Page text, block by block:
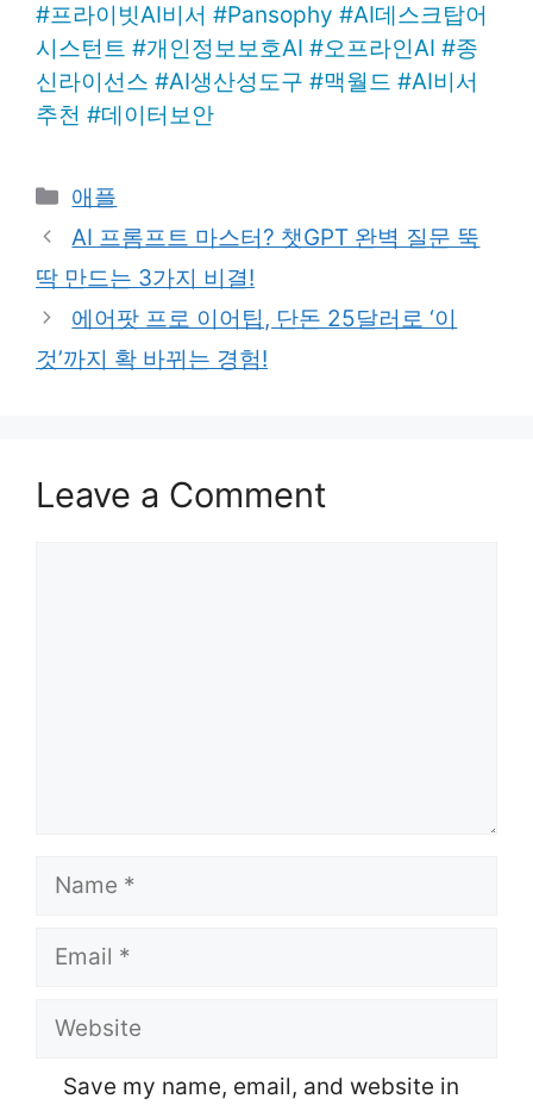
#프라이빗AI비서 #Pansophy #AI데스크탑어
시스턴트 #개인정보보호AI #오프라인AI #종
신라이선스 #AI생산성도구 #맥월드 #AI비서
추천 #데이터보안
Categories
애플
AI 프롬프트 마스터? 챗GPT 완벽 질문 뚝
딱 만드는 3가지 비결!
에어팟 프로 이어팁, 단돈 25달러로 ‘이
것’까지 확 바뀌는 경험!
Leave a Comment
Name
Email
Website
Save my name, email, and website in